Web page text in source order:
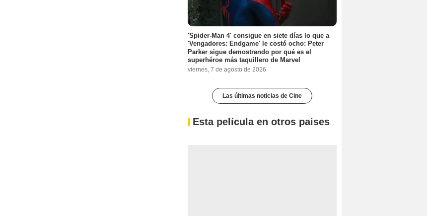
'Spider-Man 4' consigue en siete días lo que a
'Vengadores: Endgame' le costó ocho: Peter
Parker sigue demostrando por qué es el
superhéroe más taquillero de Marvel
viernes, 7 de agosto de 2026
Las últimas noticias de Cine
Esta película en otros paises